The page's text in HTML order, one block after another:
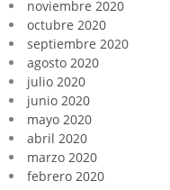
noviembre 2020
octubre 2020
septiembre 2020
agosto 2020
julio 2020
junio 2020
mayo 2020
abril 2020
marzo 2020
febrero 2020